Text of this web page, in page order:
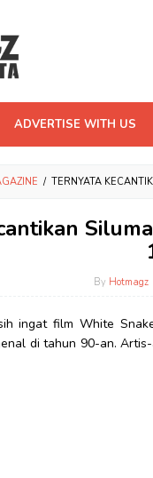
ADVERTISE WITH US
/ TERNYATA
By Hotmagz
ingat film White
di tahun 90-an.